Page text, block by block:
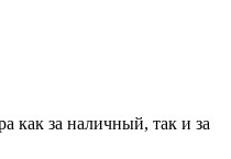
как за наличный, так и за